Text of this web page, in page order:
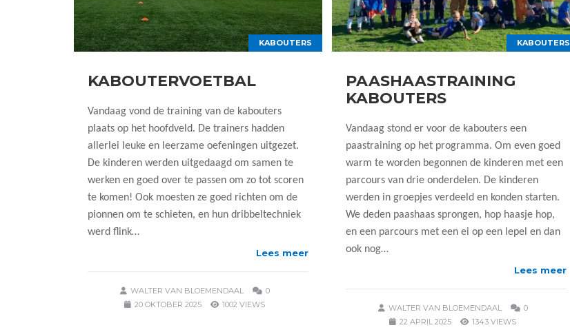
KABOUTERS
KABOUTERVOETBAL
Vandaag vond de training van de kabouters
plaats op het hoofdveld. De trainers hadden
allerlei leuke en leerzame oefeningen uitgezet.
De kinderen werden uitgedaagd om samen te
werken en goed over te passen om zo tot scoren
te komen! Ook moesten ze goed richten om de
pionnen om te schieten, en hun dribbeltechniek
werd flink…
Lees meer
WALTER VAN BLOEMENDAAL
0
20 OKTOBER 2025
1002 VIEWS
KABOUTERS
PAASHAASTRAINING
KABOUTERS
Vandaag stond er voor de kabouters een
paastraining op het programma. Om even goed
warm te worden begonnen de kinderen met een
parcours van drie onderdelen. De kinderen
werden in groepjes verdeeld en konden starten.
We deden paashaas sprongen, hop haasje hop,
en een parcours met een ei op een lepel en dan
ook nog…
Lees meer
WALTER VAN BLOEMENDAAL
0
22 APRIL 2025
1343 VIEWS